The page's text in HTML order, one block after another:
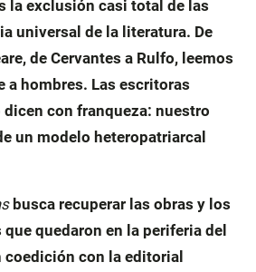
la exclusión casi total de las
universal de la literatura. De
de Cervantes a Rulfo, leemos
a hombres. Las escritoras
con franqueza: nuestro
un modelo heteropatriarcal
busca recuperar las obras y los
quedaron en la periferia del
coedición con la editorial